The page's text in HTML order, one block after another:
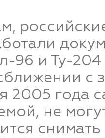
96 и Ту-
с
2005 года
не